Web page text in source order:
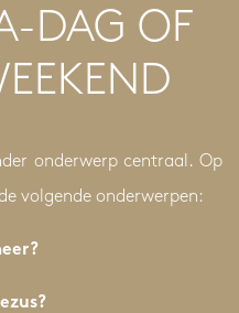
DAG OF
onderwerp centraal. Op
volgende onderwerpen: